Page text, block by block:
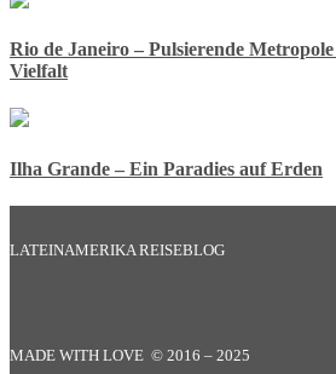
Rio de Janeiro – Pulsierende
Vielfalt
Ilha Grande – Ein Paradies auf Erden
LATEINAMERIKA REISEBLOG
MADE WITH LOVE © 2016 – 2025